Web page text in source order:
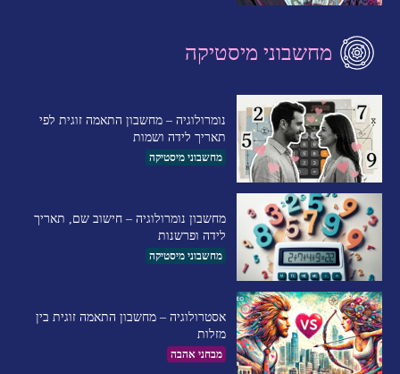
מחשבוני מיסטיקה
נומרולוגיה – מחשבון התאמה זוגית לפי
תאריך לידה ושמות
מחשבוני מיסטיקה
מחשבון נומרולוגיה – חישוב שם, תאריך
לידה ופרשנות
מחשבוני מיסטיקה
אסטרולוגיה – מחשבון התאמה זוגית בין
מזלות
מבחני אהבה